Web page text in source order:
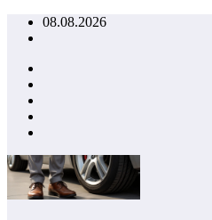
Перейти08.08.2026